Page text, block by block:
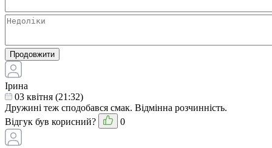
Продовжити
Ірина
03 квітня (21:32)
Дружині теж сподобався смак. Відмінна розчинність.
Відгук був корисний?
0